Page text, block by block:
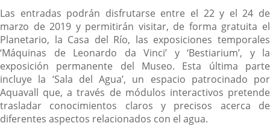
Las entradas podrán disfrutarse entre el 22 y el 24 de
marzo de 2019 y permitirán visitar, de forma gratuita el
Planetario, la Casa del Río, las exposiciones temporales
‘Máquinas de Leonardo da Vinci’ y ‘Bestiarium’, y la
exposición permanente del Museo. Esta última parte
incluye la ‘Sala del Agua’, un espacio patrocinado por
Aquavall que, a través de módulos interactivos pretende
trasladar conocimientos claros y precisos acerca de
diferentes aspectos relacionados con el agua.